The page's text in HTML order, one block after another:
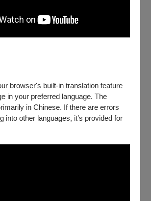
browser's built-in translation feature
in your preferred language. The
in Chinese. If there are errors
into other languages, it’s provided for
。
開演前 30 分鐘開放觀眾入場，舞台將不
離看見舞者於舞台上暖身與演出前的準備
dancer